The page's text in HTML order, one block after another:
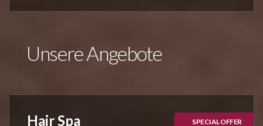
Unsere Angebote
Hair Spa SPECIAL OFFER